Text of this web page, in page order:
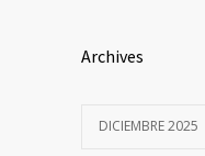
Archives
DICIEMBRE 2025